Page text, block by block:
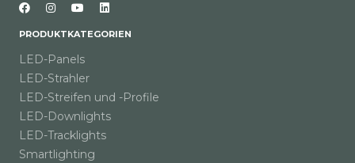
PRODUKTKATEGORIEN
LED-Panels
LED-Strahler
LED-Streifen und -Profile
LED-Downlights
LED-Tracklights
Smartlighting